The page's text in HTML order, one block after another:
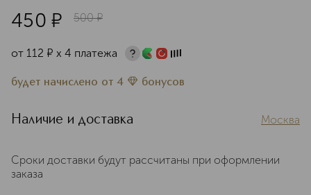
450 ¤ 500 ¤
от 112 ¤ х 4 платежа
будет начислено от 4 бонусов
Наличие и доставка Москва
Сроки доставки будут рассчитаны при оформлении
заказа